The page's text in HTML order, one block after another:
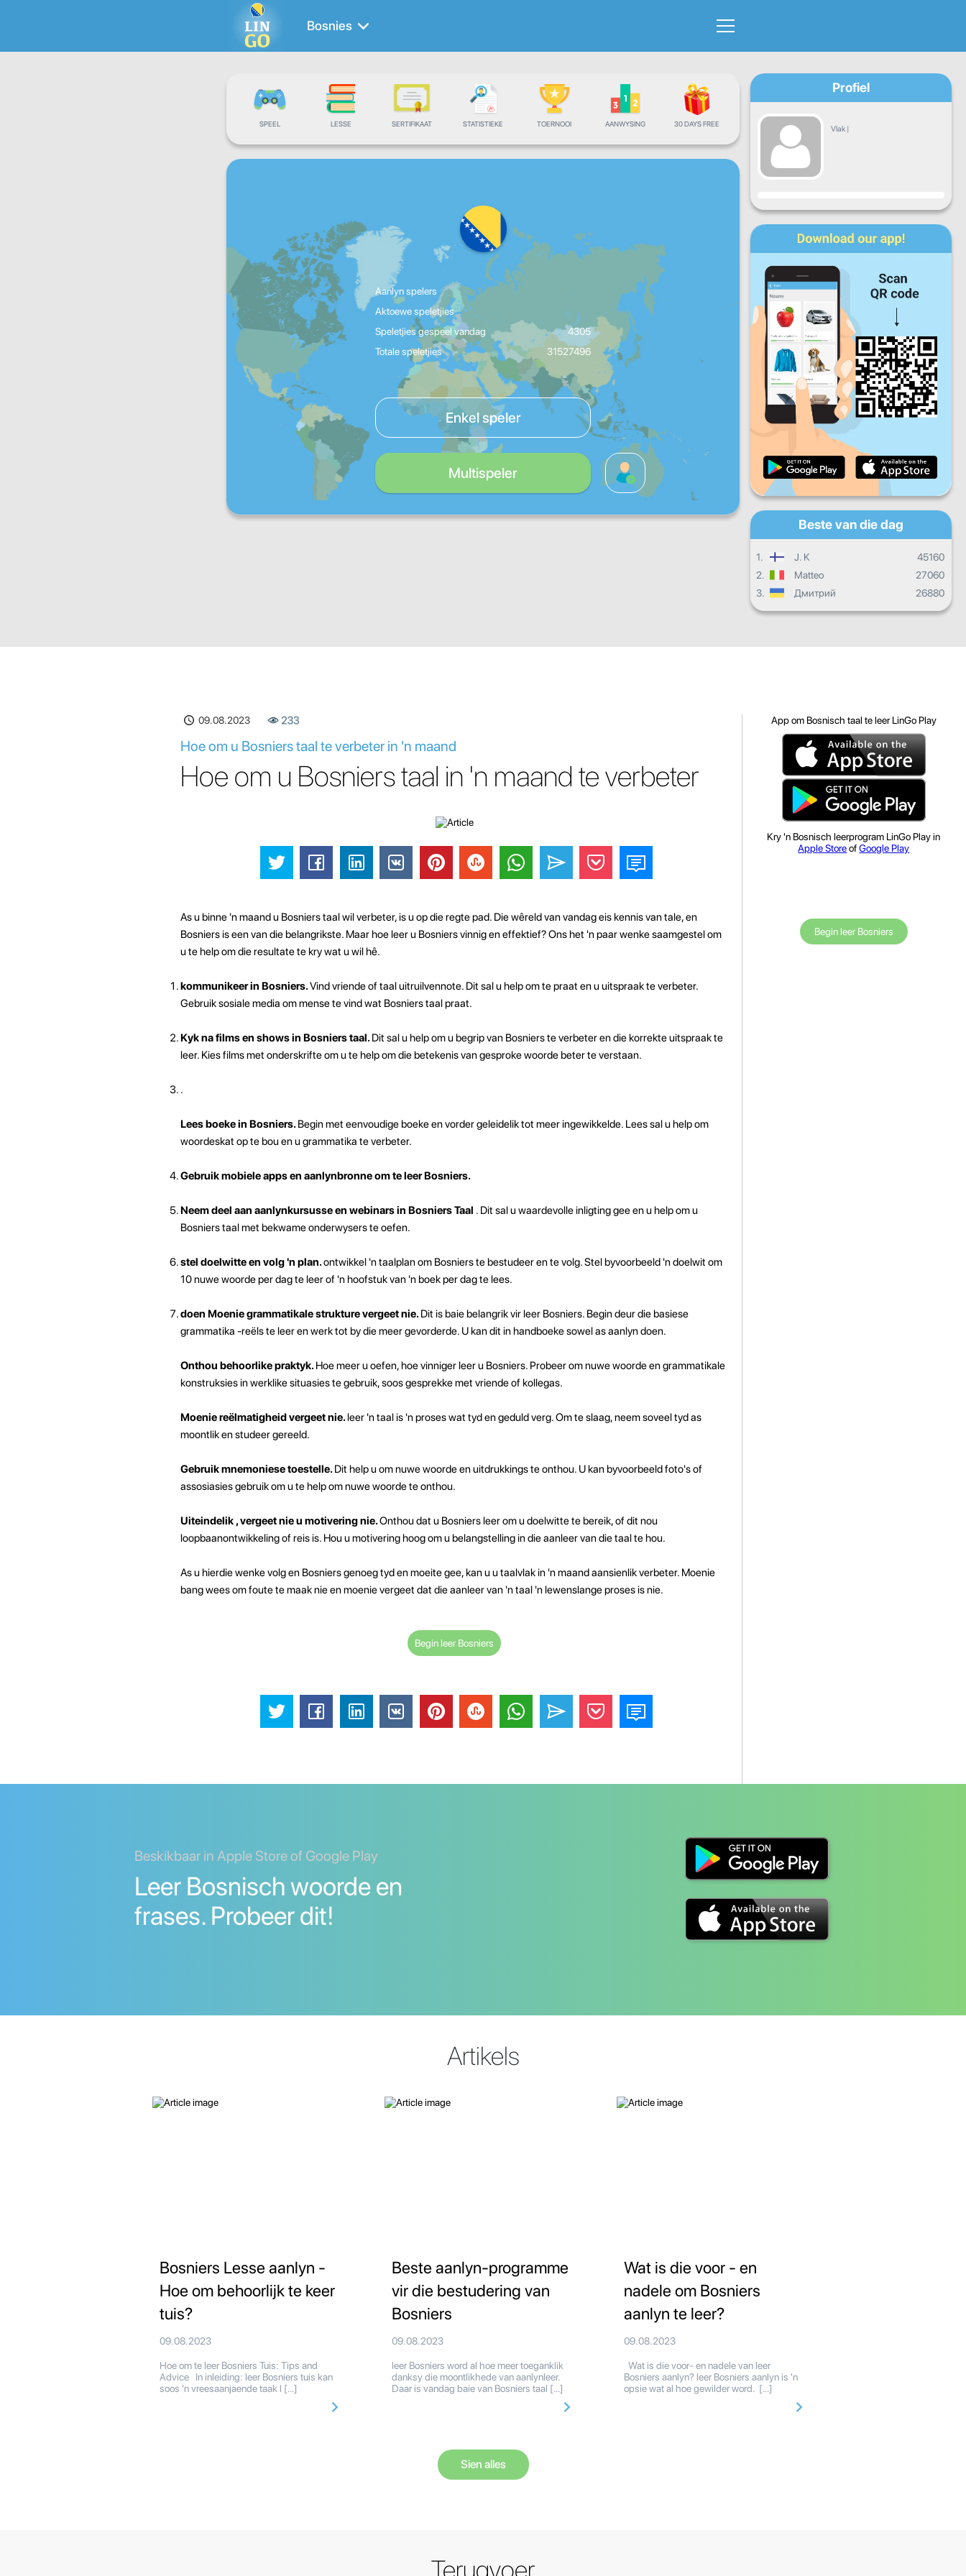
Bosnies
SPEEL LESSE SERTIFIKAAT STATISTIEKE TOERNOOI AANWYSING 30 DAYS FREE
Aanlyn spelers
Aktoewe speletjies
Speletjies gespeel vandag
4305
Totale speletjies
31527496
Enkel speler
Multispeler
Profiel
Vlak |
Vordering
Maan Woens Don
Sat Son
Daaglikse vordering
Maandelikse vordering
Algehele vordering
Beste van die dag
1. J. K
45160
2.
Matteo
27060
3.
Дмитрий 26880
09.08.2023 233
Hoe om u Bosniers taal te verbeter in 'n maand
Hoe om u Bosniers taal in 'n maand te verbeter
As u binne 'n maand u Bosniers taal wil verbeter, is u op die regte pad. Die wêreld van vandag eis kennis van tale, en
Bosniers is een van die belangrikste. Maar hoe leer u Bosniers vinnig en effektief? Ons het 'n paar wenke saamgestel om
u te help om die resultate te kry wat u wil hê.
kommunikeer in Bosniers.Vind vriende of taal uitruilvennote. Dit sal u help om te praat en u uitspraak te verbeter.
Gebruik sosiale media om mense te vind wat Bosniers taal praat.
Kyk na films en shows in Bosniers taal.Dit sal u help om u begrip van Bosniers te verbeter en die korrekte uitspraak te
leer. Kies films met onderskrifte om u te help om die betekenis van gesproke woorde beter te verstaan.
.
Lees boeke in Bosniers.Begin met eenvoudige boeke en vorder geleidelik tot meer ingewikkelde. Lees sal u help om
woordeskat op te bou en u grammatika te verbeter.
Gebruik mobiele apps en aanlynbronne om te leer Bosniers.
Neem deel aan aanlynkursusse en webinars in Bosniers Taal . Dit sal u waardevolle inligting gee en u help om u
Bosniers taal met bekwame onderwysers te oefen.
stel doelwitte en volg 'n plan.ontwikkel 'n taalplan om Bosniers te bestudeer en te volg. Stel byvoorbeeld 'n doelwit om
10 nuwe woorde per dag te leer of 'n hoofstuk van 'n boek per dag te lees.
doen Moenie grammatikale strukture vergeet nie.Dit is baie belangrik vir leer Bosniers. Begin deur die basiese
grammatika -reëls te leer en werk tot by die meer gevorderde. U kan dit in handboeke sowel as aanlyn doen.
Onthou behoorlike praktyk.Hoe meer u oefen, hoe vinniger leer u Bosniers. Probeer om nuwe woorde en grammatikale
konstruksies in werklike situasies te gebruik, soos gesprekke met vriende of kollegas.
Moenie reëlmatigheid vergeet nie.leer 'n taal is 'n proses wat tyd en geduld verg. Om te slaag, neem soveel tyd as
moontlik en studeer gereeld.
Gebruik mnemoniese toestelle.Dit help u om nuwe woorde en uitdrukkings te onthou. U kan byvoorbeeld foto's of
assosiasies gebruik om u te help om nuwe woorde te onthou.
Uiteindelik , vergeet nie u motivering nie.Onthou dat u Bosniers leer om u doelwitte te bereik, of dit nou
loopbaanontwikkeling of reis is. Hou u motivering hoog om u belangstelling in die aanleer van die taal te hou.
As u hierdie wenke volg en Bosniers genoeg tyd en moeite gee, kan u u taalvlak in 'n maand aansienlik verbeter. Moenie
bang wees om foute te maak nie en moenie vergeet dat die aanleer van 'n taal 'n lewenslange proses is nie.
Begin leer Bosniers
App om Bosnisch taal te leer LinGo Play
Kry 'n Bosnisch leerprogram LinGo Play in
Apple StoreofGoogle Play
Begin leer Bosniers
Beskikbaar in Apple Store of Google Play
Leer Bosnisch woorde en
frases. Probeer dit!
Artikels
Bosniers Lesse aanlyn -
Hoe om behoorlijk te keer
tuis?
09.08.2023
Hoe om te leer Bosniers Tuis: Tips and
Advice In inleiding: leer Bosniers tuis kan
soos 'n vreesaanjaende taak l […]
Beste aanlyn-programme
vir die bestudering van
Bosniers
09.08.2023
leer Bosniers word al hoe meer toeganklik
danksy die moontlikhede van aanlynleer.
Daar is vandag baie van Bosniers taal […]
Wat is die voor - en
nadele om Bosniers
aanlyn te leer?
09.08.2023
Wat is die voor- en nadele van leer
Bosniers aanlyn? leer Bosniers aanlyn is 'n
opsie wat al hoe gewilder word. […]
Sien alles